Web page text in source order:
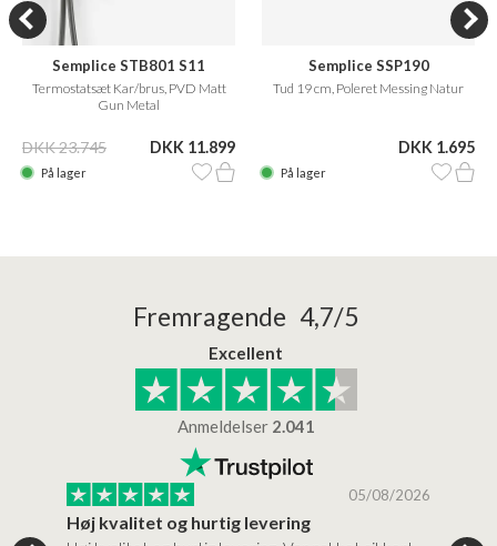
Semplice STB801 S11
Termostatsæt Kar/brus, PVD Matt
Gun Metal
DKK 23.745 DKK 11.899
På lager
Semplice SSP190
Tud 19 cm, Poleret Messing Natur
DKK 1.695
På lager
Fremragende 4,7/5
Excellent
Anmeldelser 2.041
05/08/2026
Høj kvalitet og hurtig levering